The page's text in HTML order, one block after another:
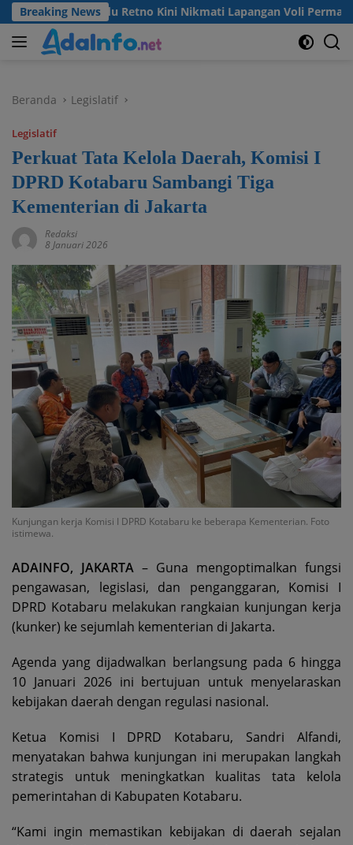
Langsung
ke
konten
Breaking News
Madu Retno Kini Nikmati Lapangan Voli Permanen Berkat
Beranda Legislatif
Legislatif
Perkuat Tata Kelola Daerah, Komisi I
DPRD Kotabaru Sambangi Tiga
Kementerian di Jakarta
Redaksi
8 Januari 2026
Kunjungan kerja Komisi I DPRD Kotabaru ke beberapa Kementerian. Foto
istimewa.
ADAINFO, JAKARTA – Guna mengoptimalkan fungsi
pengawasan, legislasi, dan penganggaran, Komisi I
DPRD Kotabaru melakukan rangkaian kunjungan kerja
(kunker) ke sejumlah kementerian di Jakarta.
Agenda yang dijadwalkan berlangsung pada 6 hingga
10 Januari 2026 ini bertujuan untuk menyelaraskan
kebijakan daerah dengan regulasi nasional.
Ketua Komisi I DPRD Kotabaru, Sandri Alfandi,
menyatakan bahwa kunjungan ini merupakan langkah
strategis untuk meningkatkan kualitas tata kelola
pemerintahan di Kabupaten Kotabaru.
“Kami ingin memastikan kebijakan di daerah sejalan